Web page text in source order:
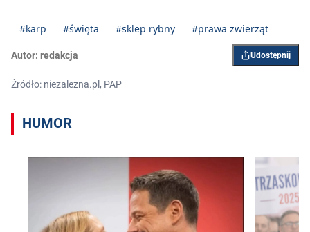
#karp #święta #sklep rybny #prawa zwierząt
Autor: redakcja Udostępnij
Źródło: niezalezna.pl, PAP
HUMOR